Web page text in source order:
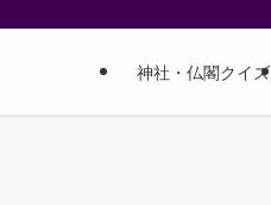
神社・仏閣クイズ